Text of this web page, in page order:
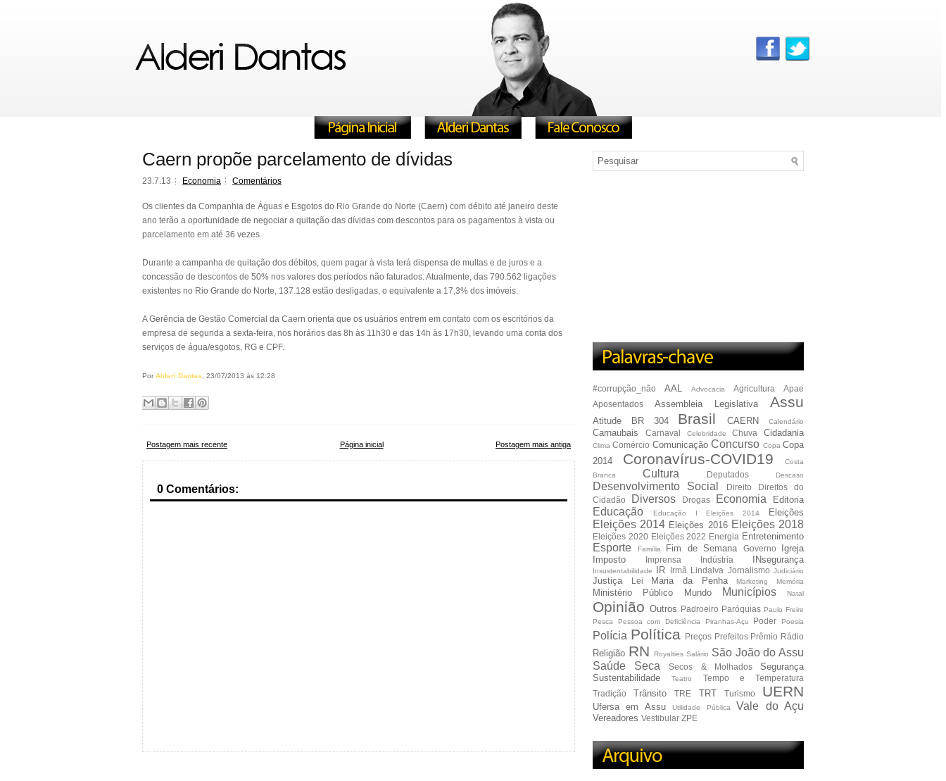
Caern propõe parcelamento de dívidas
23.7.13 Economia Comentários
Os clientes da Companhia de Águas e Esgotos do Rio Grande do Norte (Caern) com débito até janeiro deste
ano terão a oportunidade de negociar a quitação das dívidas com descontos para os pagamentos à vista ou
parcelamento em até 36 vezes.
Durante a campanha de quitação dos débitos, quem pagar à vista terá dispensa de multas e de juros e a
concessão de descontos de 50% nos valores dos períodos não faturados. Atualmente, das 790.562 ligações
existentes no Rio Grande do Norte, 137.128 estão desligadas, o equivalente a 17,3% dos imóveis.
A Gerência de Gestão Comercial da Caern orienta que os usuários entrem em contato com os escritórios da
empresa de segunda a sexta-feira, nos horários das 8h às 11h30 e das 14h às 17h30, levando uma conta dos
serviços de água/esgotos, RG e CPF.
Por Alderi Dantas , 23/07/2013 às 12:28
Postagem mais recente Postagem mais antiga
Página inicial
0 Comentários:
#corrupção_não AAL Advocacia Agricultura
Apae
Aposentados
Assembleia Legislativa Assu
Atitude BR 304 Brasil CAERN Calendário
Carnaubais Carnaval Celebridade Chuva Cidadania
Clima Comércio Comunicação Concurso Copa Copa
2014
Coronavírus-COVID19
Costa
Branca
Cultura Deputados Descaso
Desenvolvimento Social Direito
Direitos do
Cidadão
Diversos Drogas Economia Editoria
Educação Educação I Eleições 2014 Eleições
Eleições 2014 Eleições 2016 Eleições 2018
Eleições 2020 Eleições 2022 Energia Entretenimento
Esporte Família Fim de Semana Governo
Igreja
Imposto
Imprensa Indústria INsegurança
Insustentabilidade IR Irmã Lindalva Jornalismo Judiciário
Justiça Lei Maria da Penha Marketing Memória
Ministério Público Mundo Municípios Natal
Opinião Outros Padroeiro Paróquias Paulo Freire
Pesca
Pessoa com Deficiência Piranhas-Açu Poder Poesia
Polícia Política Preços Prefeitos Prêmio Rádio
Religião RN Royalties Salário São João do Assu
Saúde
Seca Secos & Molhados
Segurança
Sustentabilidade
Teatro
Tempo e Temperatura
Tradição
Trânsito TRE TRT Turismo UERN
Ufersa em Assu Utilidade Pública Vale do Açu
Vereadores Vestibular ZPE